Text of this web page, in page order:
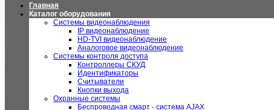
Главная
Каталог оборудования
Системы видеонаблюдения
IP видеонаблюдение
HD-TVI видеонаблюдение
Аналоговое видеонаблюдение
Системы контроля доступа
Контроллеры СКУД
Идентификаторы
Считыватели
Кнопки выхода
Охранные системы
Беспроводная смарт - система AJAX